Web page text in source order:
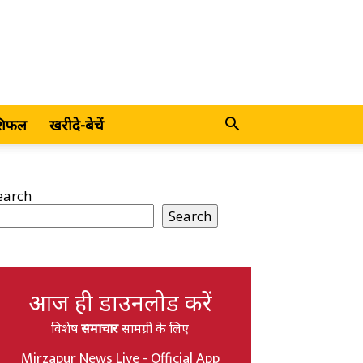
खरीदे-बेचें
Search
आज ही डाउनलोड करें
विशेषसमाचारसामग्री के लिए